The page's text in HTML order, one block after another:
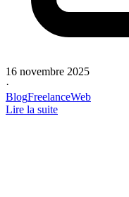
16 novembre 2025
·
BlogFreelanceWeb
Lire la suite